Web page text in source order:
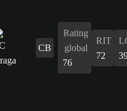
CB
Rating
global
76
RIT
72